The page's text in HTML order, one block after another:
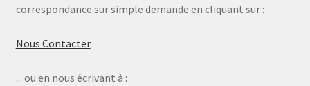
correspondance sur simple demande en cliquant sur :
Nous Contacter
... ou en nous écrivant à :